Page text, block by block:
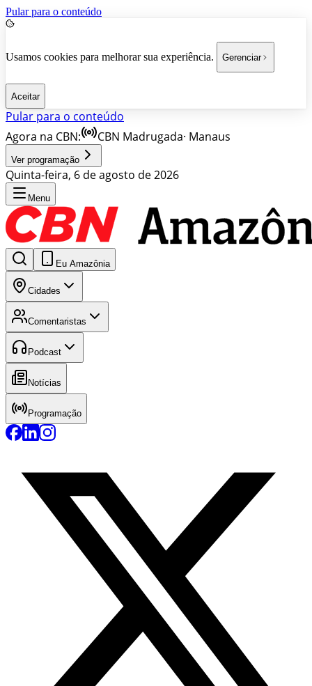
Pular para o conteúdo
Usamos cookies para melhorar sua experiência. Gerenciar
Aceitar
Pular para o conteúdo
Agora na CBN:
CBN Madrugada· Manaus
Ver programação
Quinta-feira, 6 de agosto de 2026
Menu
Eu Amazônia
Cidades
Comentaristas
Podcast
Notícias
Programação